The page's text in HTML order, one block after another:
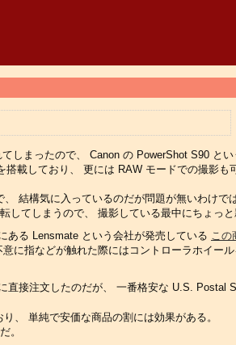
しまったので、 Canon の PowerShot S90 とい
載しており、 更には RAW モードでの撮影
結構気に入っているのだが問題が無いわけでは
てしまうので、 撮影している最中にちょっ
ある Lensmate という会社が発売している この
に指などが触れた際にはコントローラホイー
接注文したのだが、 一番格安な U.S. Postal
、 単純で安価な商品の割には効果がある。
。